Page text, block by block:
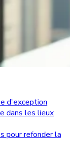
d'exception
dans les lieux
pour refonder la